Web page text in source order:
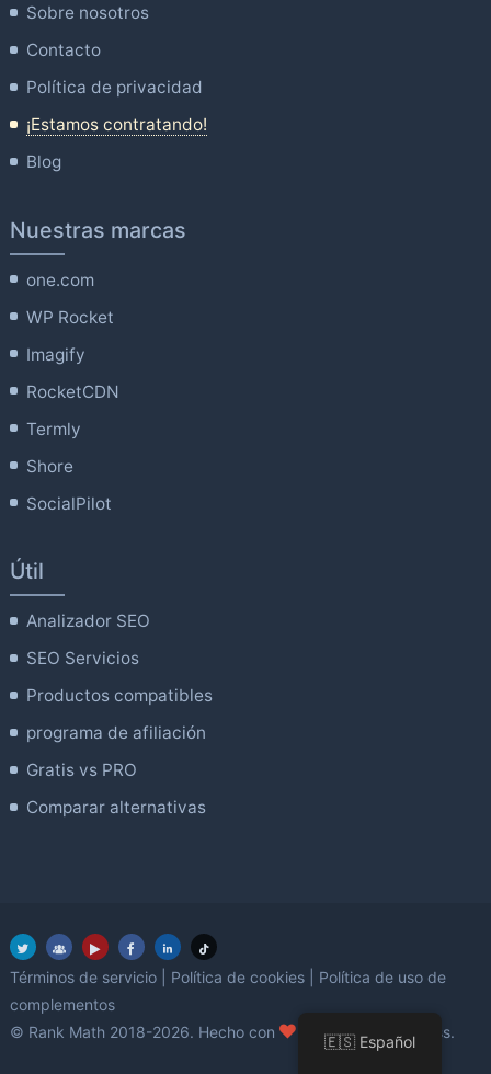
Sobre nosotros
Contacto
Política de privacidad
¡Estamos contratando!
Blog
Nuestras marcas
one.com
WP Rocket
Imagify
RocketCDN
Termly
Shore
SocialPilot
Útil
Analizador SEO
SEO Servicios
Productos compatibles
programa de afiliación
Gratis vs PRO
Comparar alternativas
Términos de servicio Política de cookies
Política de uso de
complementos
© Rank Math 2018-2026. Hecho con
amor
utilizando WordPress.
🇪🇸 Español